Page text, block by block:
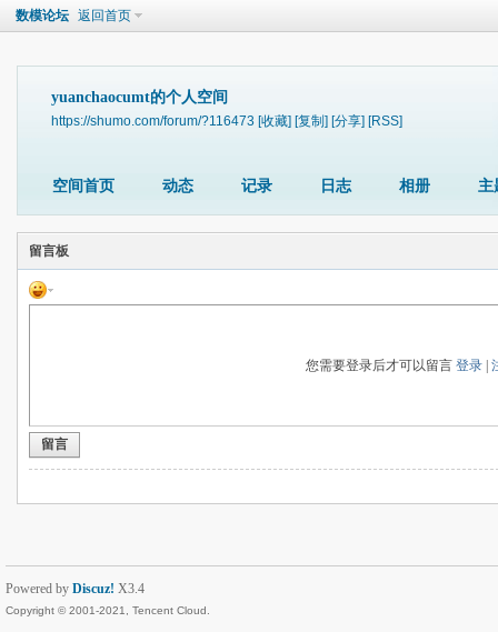
数模论坛 返回首页
yuanchaocumt的个人空间
https://shumo.com/forum/?116473 [收藏] [复制] [分享] [RSS]
空间首页 动态 记录 日志 相册 主
留言板
您需要登录后才可以留言登录 |
留言
Powered by Discuz! X3.4
Copyright © 2001-2021, Tencent Cloud.